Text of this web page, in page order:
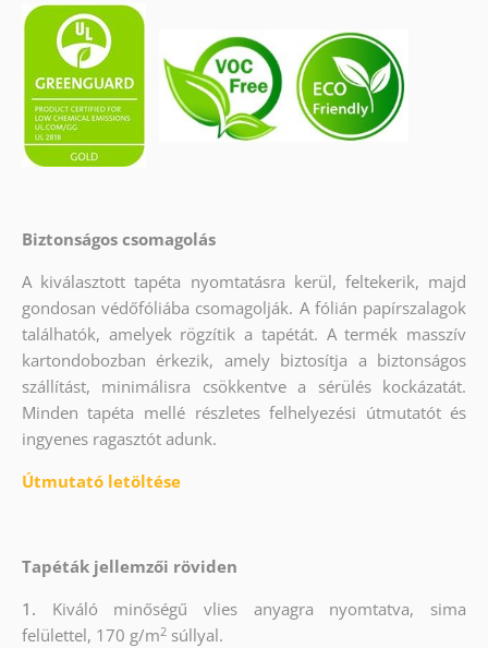
Biztonságos csomagolás
A kiválasztott tapéta nyomtatásra kerül, feltekerik, majd
gondosan védőfóliába csomagolják. A fólián papírszalagok
találhatók, amelyek rögzítik a tapétát. A termék masszív
kartondobozban érkezik, amely biztosítja a biztonságos
szállítást, minimálisra csökkentve a sérülés kockázatát.
Minden tapéta mellé részletes felhelyezési útmutatót és
ingyenes ragasztót adunk.
Útmutató letöltése
Tapéták jellemzői röviden
1. Kiváló minőségű vlies anyagra nyomtatva, sima
felülettel, 170 g/m2súllyal.